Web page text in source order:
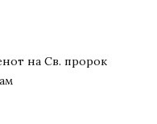
на Св. пророк